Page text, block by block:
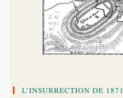
L’INSURRECTION DE 1871